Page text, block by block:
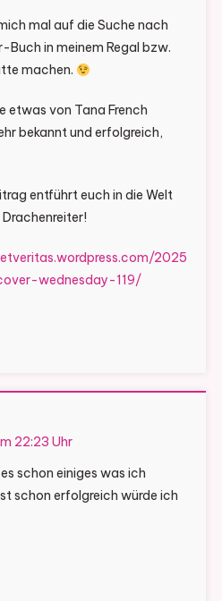
mal auf die Suche nach
Buch in meinem Regal bzw.
machen.
etwas von Tana French
bekannt und erfolgreich,
entführt euch in die Welt
2025
wednesday-119/
22:23 Uhr
schon einiges was ich
schon erfolgreich würde ich